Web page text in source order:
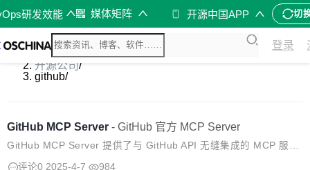
研发效能 媒体矩阵 开源中国APP 切
登录
开源软件/
开源公司/
github/
GitHub MCP Server - GitHub 官方 MCP Server
GitHub MCP Server 提供了与 GitHub API 无缝集成的 MCP 服务
器，从而实现面向开发者和工具的高级自动化和交互功能。 使用案
评论0 2025-4-7 984